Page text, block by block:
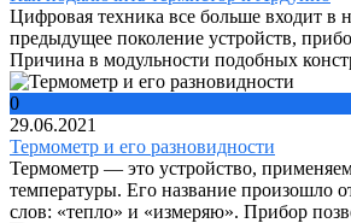
Цифровая техника все больше входит в
предыдущее поколение устройств,
Причина в модульности подобных
0
29.06.2021
Термометр и его разновидности
Термометр — это устройство,
температуры. Его название произошло
слов: «тепло» и «измеряю». Прибор